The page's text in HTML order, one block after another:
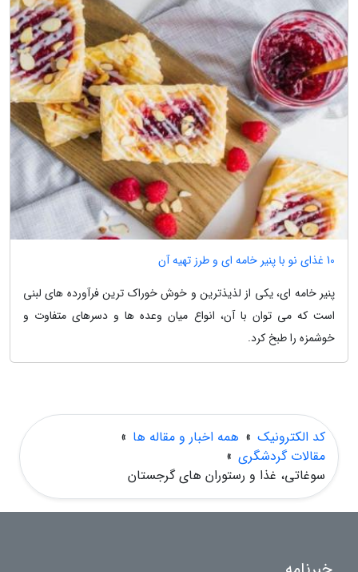
10 غذای نو با پنیر خامه ای و طرز تهیه آن
پنیر خامه ای، یکی از لذیذترین و خوش خوراک ترین فرآورده های لبنی
است که می توان با آن، انواع میان وعده ها و دسرهای متفاوت و
خوشمزه را طبخ کرد.
کد الکترونیک » همه اخبار و مقاله ها »
مقالات گردشگری »
سوغاتی، غذا و رستوران های گرجستان